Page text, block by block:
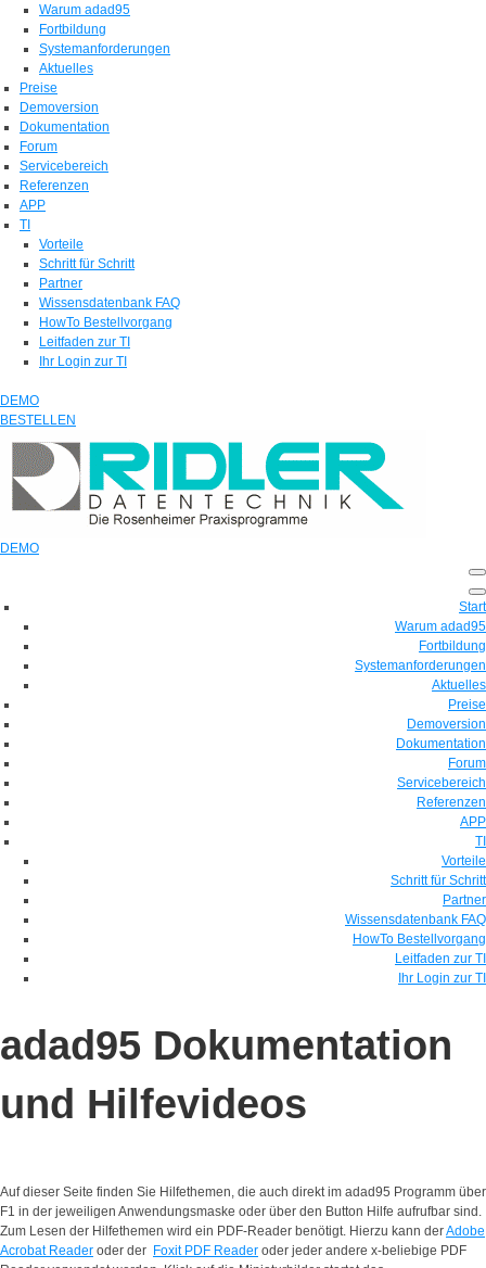
Warum adad95
Fortbildung
Systemanforderungen
Aktuelles
Preise
Demoversion
Dokumentation
Forum
Servicebereich
Referenzen
APP
TI
Vorteile
Schritt für Schritt
Partner
Wissensdatenbank FAQ
HowTo Bestellvorgang
Leitfaden zur TI
Ihr Login zur TI
DEMO
BESTELLEN
DEMO
Start
Warum adad95
Fortbildung
Systemanforderungen
Aktuelles
Preise
Demoversion
Dokumentation
Forum
Servicebereich
Referenzen
APP
TI
Vorteile
Schritt für Schritt
Partner
Wissensdatenbank FAQ
HowTo Bestellvorgang
Leitfaden zur TI
Ihr Login zur TI
adad95 Dokumentation
und Hilfevideos
Auf dieser Seite finden Sie Hilfethemen, die auch direkt im adad95 Programm über
F1 in der jeweiligen Anwendungsmaske oder über den Button Hilfe aufrufbar sind.
Zum Lesen der Hilfethemen wird ein PDF-Reader benötigt. Hierzu kann derAdobe
Acrobat Reader oder der Foxit PDF Reader oder jeder andere x-beliebige PDF